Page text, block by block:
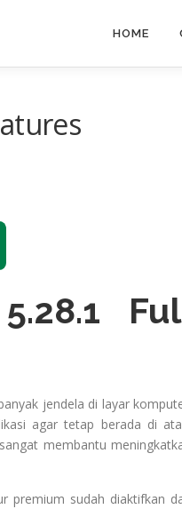
HOME
jendela di layar
agar tetap berada di
membantu
premium sudah diaktifkan